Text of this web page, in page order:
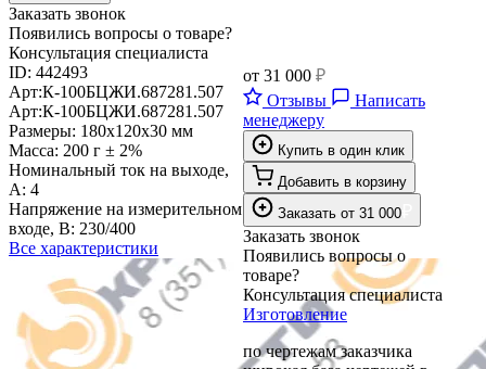
Заказать звонок
Появились вопросы о товаре?
Консультация специалиста
ID: 442493
Арт:К-100БЦЖИ.687281.507
Арт:К-100БЦЖИ.687281.507
Размеры: 180х120х30 мм
Масса: 200 г ± 2%
Номинальный ток на выходе,
А: 4
Напряжение на измерительном
входе, В: 230/400
Все характеристики
от 31 000 ₽
Отзывы
Написать
менеджеру
Купить в один клик
Добавить в корзину
Заказать от 31 000
Заказать звонок
Появились вопросы о
товаре?
Консультация специалиста
Изготовление
по чертежам заказчика